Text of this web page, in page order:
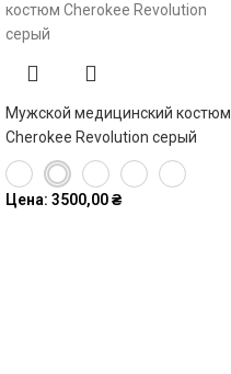
Мужской медицинский костюм
Cherokee Revolution серый
Цена: 3500,00₴